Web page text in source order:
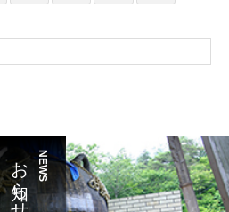
NEWS
お知らせ